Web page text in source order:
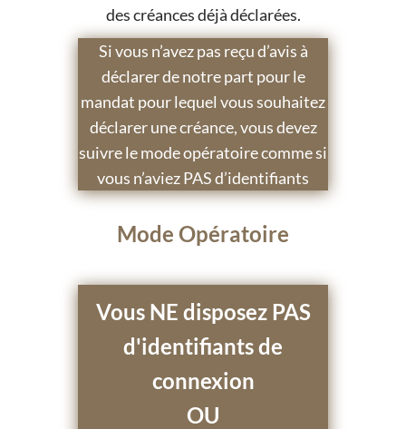
des créances déjà déclarées.
Si vous n’avez pas reçu d’avis à
déclarer de notre part pour le
mandat pour lequel vous souhaitez
déclarer une créance, vous devez
suivre le mode opératoire comme si
vous n’aviez PAS d’identifiants
Mode Opératoire
Vous NE disposez PAS
d'identifiants de
connexion
OU